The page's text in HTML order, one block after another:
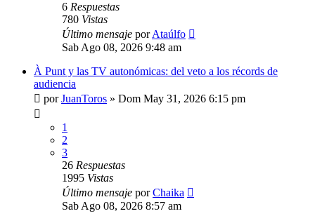
6 Respuestas
780 Vistas
Último mensaje porAtaúlfo
Sab Ago 08, 2026 9:48 am
À Punt y las TV autonómicas: del veto a los récords de
audiencia
porJuanToros » Dom May 31, 2026 6:15 pm
1
2
3
26 Respuestas
1995 Vistas
Último mensaje porChaika
Sab Ago 08, 2026 8:57 am